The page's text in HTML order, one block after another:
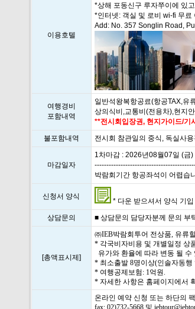
이용호텔
*상해 포동신구 루자쭈이에 있
*인터넷: 객실 및 로비 wi-fi 무료
Add: No. 357 Songlin Road,
여행경비
포함내역
일반석왕복항공료(항공TAX,유
상의식비,교통비(전용차),현지
**전시회입장권, 현지가이드/기
불포함내역
전시회 참관일의 중식, 독실사
마감일자
1차마감 : 2026년08월07일 (금)
박람회기간 항공좌석이 어렵습
신청서 양식
* 다운 받으셔서 양식 기
상담문의
■ 상담문의 담당자분께 문의
[총액표시제]
㈜IEB박람회투어 전상품, 유류
* 각국비자비용 및 개별일정 상
유가와 환율에 따라 변동 될 수
* 최소출발 8명이상(인솔자동
* 여행공제보험: 1억원.
* 자세한 사항은 홈페이지에서
온라인 예약 신청 또는 하단의
fax: 02)732-5668 및